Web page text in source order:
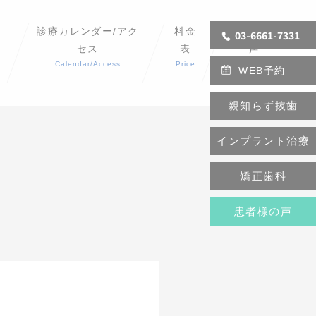
診療カレンダー/アク
セス
Calendar/Access
料金
表
Price
患者様の
声
03-6661-7331
WEB予約
親知らず抜歯
インプラント治療
矯正歯科
患者様の声